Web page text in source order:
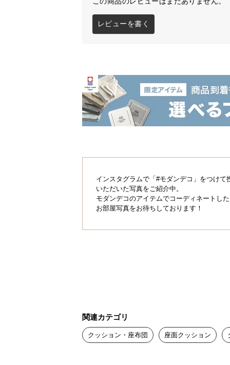
レビューを書く
インスタグラムで「#モダンデコ」をつけて
いただいた写真をご紹介中。
モダンデコのアイテムでコーディネートし
お部屋写真をお待ちしております！
関連カテゴリ
クッション・座布団 座面クッション